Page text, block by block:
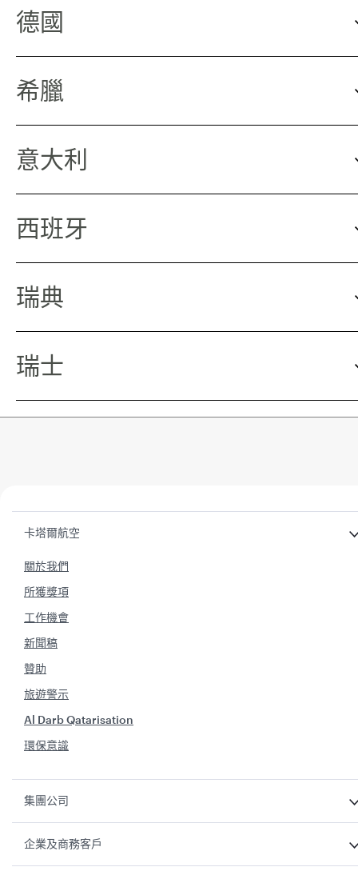
德國
希臘
意大利
西班牙
瑞典
瑞士
卡塔爾航空
關於我們
所獲獎項
工作機會
新聞稿
贊助
旅遊警示
Al Darb Qatarisation
環保意識
集團公司
企業及商務客戶